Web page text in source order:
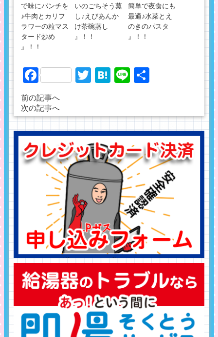
で味にパンチを
♪牛肉とカリフ
ラワーの粒マス
タード炒め
』！！
いのごちそう蒸
し♪えびあんか
け茶碗蒸し
』！！
簡単で夜食にも
最適♪水菜とえ
のきのパスタ
』！！
FacebookTwitter
Hatena
Line
前の記事へ
次の記事へ